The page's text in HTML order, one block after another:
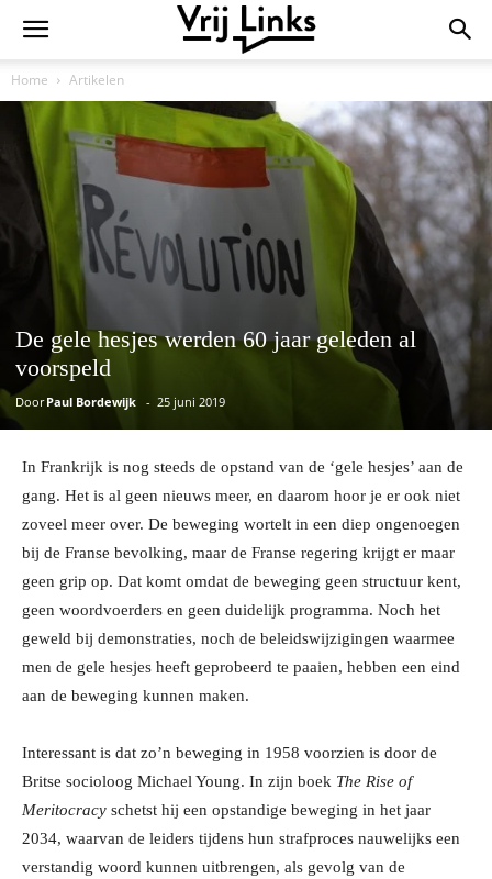
Home Artikelen
De gele hesjes werden 60 jaar geleden al
voorspeld
Door Paul Bordewijk - 25 juni 2019
In Frankrijk is nog steeds de opstand van de ‘gele hesjes’ aan de
gang. Het is al geen nieuws meer, en daarom hoor je er ook niet
zoveel meer over. De beweging wortelt in een diep ongenoegen
bij de Franse bevolking, maar de Franse regering krijgt er maar
geen grip op. Dat komt omdat de beweging geen structuur kent,
geen woordvoerders en geen duidelijk programma. Noch het
geweld bij demonstraties, noch de beleidswijzigingen waarmee
men de gele hesjes heeft geprobeerd te paaien, hebben een eind
aan de beweging kunnen maken.
Interessant is dat zo’n beweging in 1958 voorzien is door de
Britse socioloog Michael Young. In zijn boek The Rise of
Meritocracy schetst hij een opstandige beweging in het jaar
2034, waarvan de leiders tijdens hun strafproces nauwelijks een
verstandig woord kunnen uitbrengen, als gevolg van de